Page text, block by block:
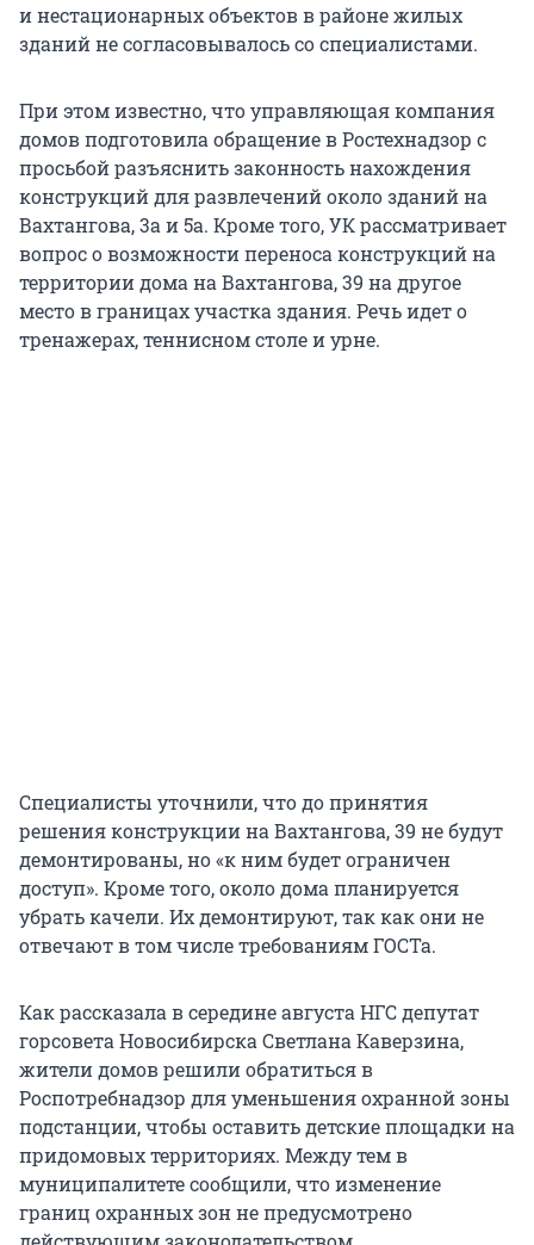
и нестационарных объектов в районе жилых
зданий не согласовывалось со специалистами.
При этом известно, что управляющая компания
домов подготовила обращение в Ростехнадзор с
просьбой разъяснить законность нахождения
конструкций для развлечений около зданий на
Вахтангова, 3а и 5а. Кроме того, УК рассматривает
вопрос о возможности переноса конструкций на
территории дома на Вахтангова, 39 на другое
место в границах участка здания. Речь идет о
тренажерах, теннисном столе и урне.
Специалисты уточнили, что до принятия
решения конструкции на Вахтангова, 39 не будут
демонтированы, но «к ним будет ограничен
доступ». Кроме того, около дома планируется
убрать качели. Их демонтируют, так как они не
отвечают в том числе требованиям ГОСТа.
Как рассказала в середине августа НГС депутат
горсовета Новосибирска Светлана Каверзина,
жители домов решили обратиться в
Роспотребнадзор для уменьшения охранной зоны
подстанции, чтобы оставить детские площадки на
придомовых территориях. Между тем в
муниципалитете сообщили, что изменение
границ охранных зон не предусмотрено